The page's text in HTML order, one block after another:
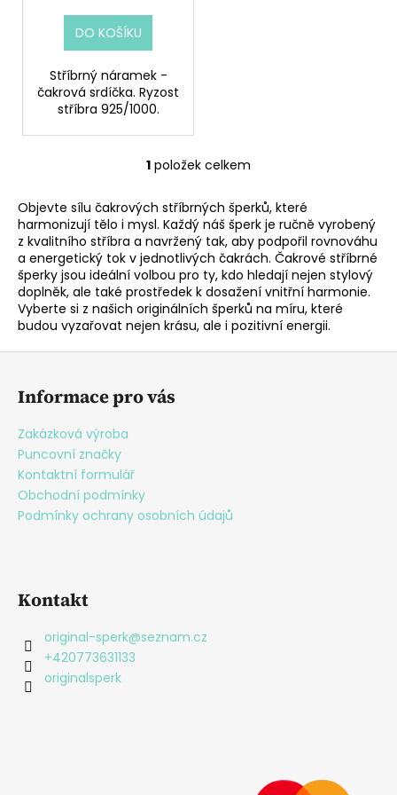
DO KOŠÍKU
Stříbrný náramek -
čakrová srdíčka. Ryzost
stříbra 925/1000.
O
l
á
d
a
c
í
p
r
s
u
1 položek celkem
Objevte sílu čakrových stříbrných šperků, které
harmonizují tělo i mysl. Každý náš šperk je ručně vyrobený
z kvalitního stříbra a navržený tak, aby podpořil rovnováhu
a energetický tok v jednotlivých čakrách. Čakrové stříbrné
šperky jsou ideální volbou pro ty, kdo hledají nejen stylový
doplněk, ale také prostředek k dosažení vnitřní harmonie.
Vyberte si z našich originálních šperků na míru, které
budou vyzařovat nejen krásu, ale i pozitivní energii.
Z
Informace pro vás
Zakázková výroba
Puncovní značky
Kontaktní formulář
Obchodní podmínky
Podmínky ochrany osobních údajů
Kontakt
original-sperk@seznam.cz
+420773631133
originalsperk